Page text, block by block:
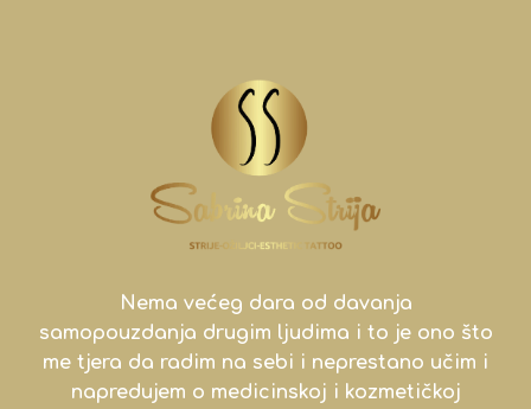
Nema većeg dara od davanja
samopouzdanja drugim ljudima i to je ono što
me tjera da radim na sebi i neprestano učim i
napredujem o medicinskoj i kozmetičkoj